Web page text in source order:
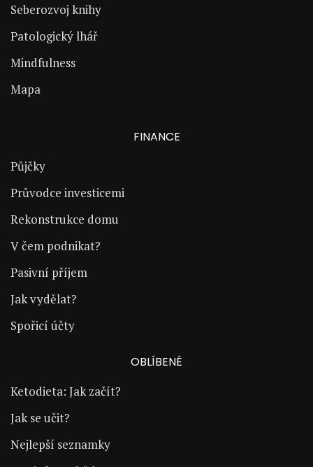
Seberozvoj knihy
Patologický lhář
Mindfulness
Mapa
FINANCE
Půjčky
Průvodce investicemi
Rekonstrukce domu
V čem podnikat?
Pasivní příjem
Jak vydělat?
Spořicí účty
OBLÍBENÉ
Ketodieta: Jak začít?
Jak se učit?
Nejlepší seznamky